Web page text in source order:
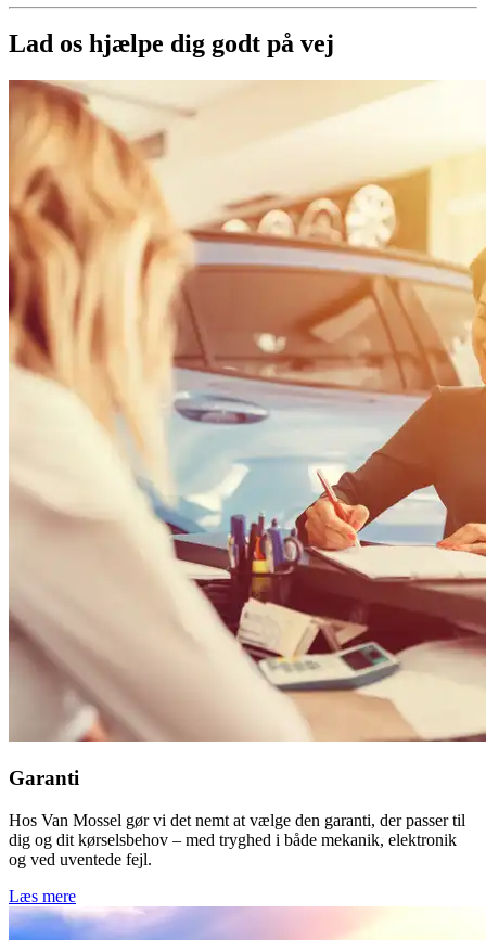
Lad os hjælpe dig godt på vej
Garanti
Hos Van Mossel gør vi det nemt at vælge den garanti, der passer til
dig og dit kørselsbehov – med tryghed i både mekanik, elektronik
og ved uventede fejl.
Læs mere